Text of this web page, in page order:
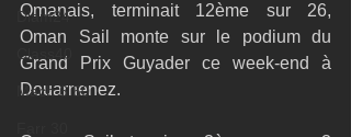
Diam24
Class40
Mach 6.50
Omanais, terminait 12ème sur 26,
Oman Sail monte sur le podium du
Grand Prix Guyader ce week-end à
Douarnenez.